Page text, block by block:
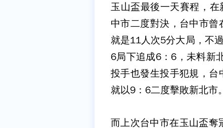
玉山盃最後一天賽程，
中市二度對決，台中市
就是11人次5分大局，不
6局下追成6：6，未料新
投手也發生投手犯規，
就以9：6二度擊敗新北市。
而上次台中市在玉山盃